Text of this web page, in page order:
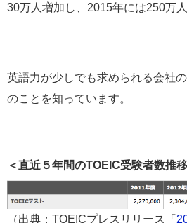
30万人増加し、2015年には250万人
英語力が少しでも求められる会社
のことを知っています。
＜直近５年間のTOEIC受験者数推
（出典：TOEICプレスリリース「